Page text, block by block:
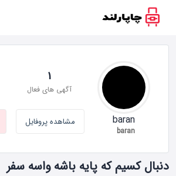
دنبال کسیم که پایه باشه واسه سفر
baran
baran
1
آگهی های فعال
مشاهده پروفایل